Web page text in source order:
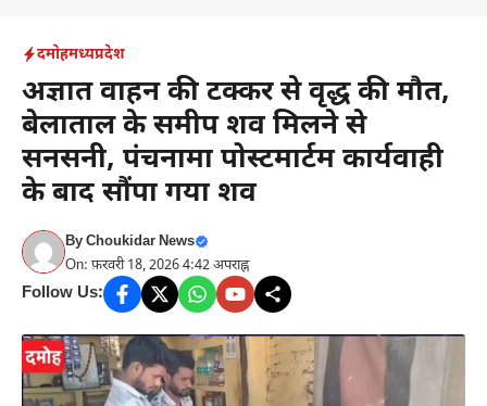
दमोहमध्यप्रदेश
अज्ञात वाहन की टक्कर से वृद्ध की मौत,
बेलाताल के समीप शव मिलने से
सनसनी, पंचनामा पोस्टमार्टम कार्यवाही
के बाद सौंपा गया शव
ByChoukidar News
On: फ़रवरी 18, 2026 4:42 अपराह्न
Follow Us: